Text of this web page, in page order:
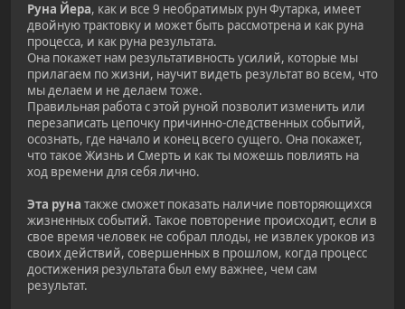
Руна Йера, как и все 9 необратимых рун Футарка, имеет
двойную трактовку и может быть рассмотрена и как руна
процесса, и как руна результата.
Она покажет нам результативность усилий, которые мы
прилагаем по жизни, научит видеть результат во всем, что
мы делаем и не делаем тоже.
Правильная работа с этой руной позволит изменить или
перезаписать цепочку причинно-следственных событий,
осознать, где начало и конец всего сущего. Она покажет,
что такое Жизнь и Смерть и как ты можешь повлиять на
ход времени для себя лично.
Эта руна также сможет показать наличие повторяющихся
жизненных событий. Такое повторение происходит, если в
свое время человек не собрал плоды, не извлек уроков из
своих действий, совершенных в прошлом, когда процесс
достижения результата был ему важнее, чем сам
результат.